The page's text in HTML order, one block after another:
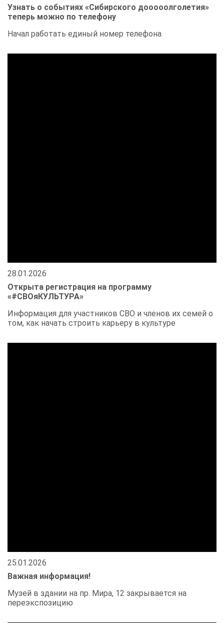
Узнать о событиях «Сибирского дооооолголетия»
теперь можно по телефону
Начал работать единый номер телефона
28.01.2026
Открыта регистрация на программу
«#СВОяКУЛЬТУРА»
Информация для участников СВО и членов их семей о
том, как начать строить карьеру в культуре
25.01.2026
Важная информация!
Музей в здании на пр. Мира, 12 закрывается на
переэкспозицию